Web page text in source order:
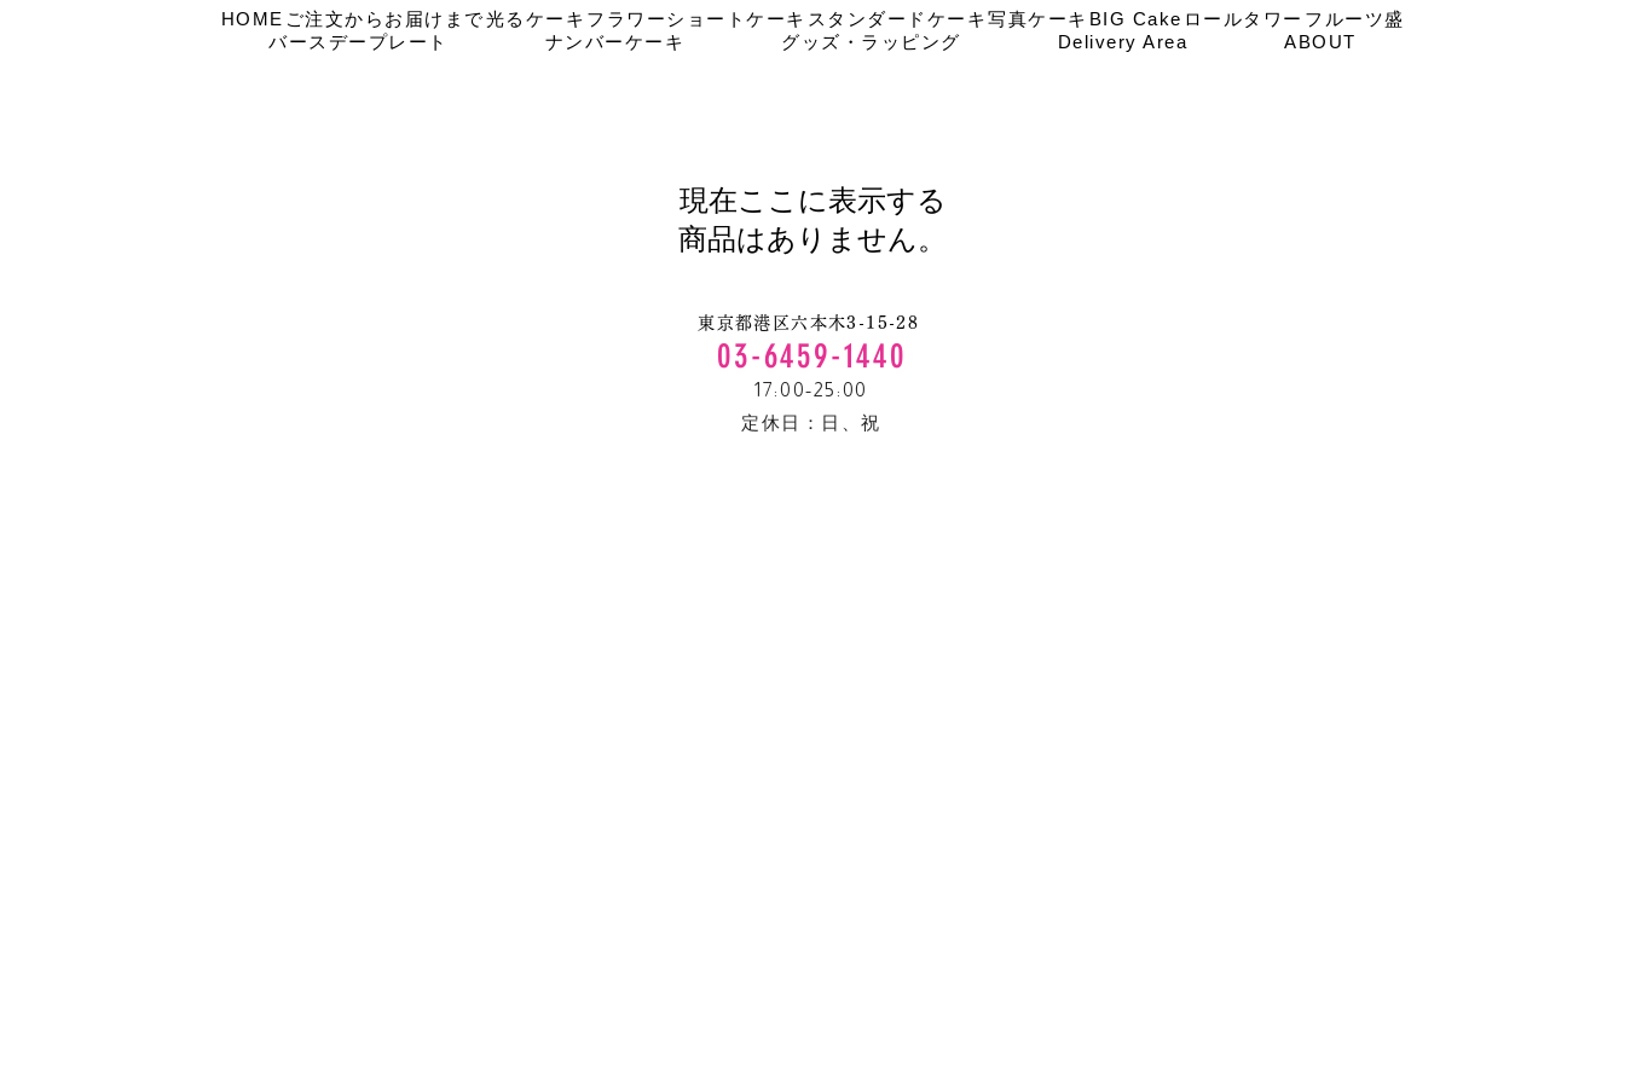
HOME ご注文からお届けまで光るケーキ フラワーショートケーキ スタンダードケーキ写真ケーキ BIG Cake ロールタワー フルーツ盛
バースデープレート
ナンバーケーキ グッズ・ラッピング Delivery Area ABOUT
現在ここに表示する
商品はありません。
東京都港区六本木3-15-28
03-6459-1440
17:00-25:00
定休日：​日、祝